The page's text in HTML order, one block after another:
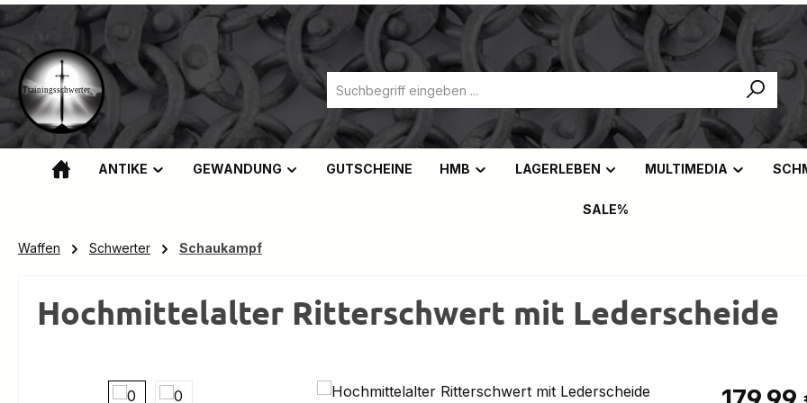
Hauptinhalt springen
Zur Suche springen
Zur Hauptnavigation springen
ANTIKE GEWANDUNG GUTSCHEINE HMB LAGERLEBEN MULTIMEDIA
SALE%
Waffen Schwerter Schaukampf
Hochmittelalter Ritterschwert mit Lederscheide
Bildergalerie überspringen Regulärer